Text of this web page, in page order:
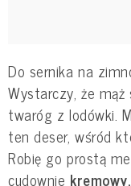
Do sernika na
Wystarczy, że mąż
twaróg z lodówki.
ten deser, wśród
Robię go prostą
cudownie